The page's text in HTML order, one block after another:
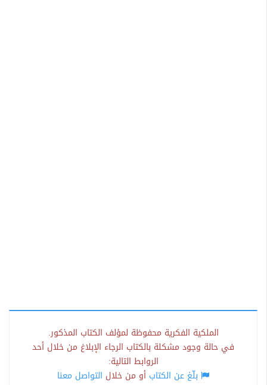
الملكية الفكرية محفوظة لمؤلف الكتاب المذكور.
في حالة وجود مشكلة بالكتاب الرجاء الإبلاغ من خلال أحد
الروابط التالية:
بلّغ عن الكتاب أو من خلال التواصل معنا